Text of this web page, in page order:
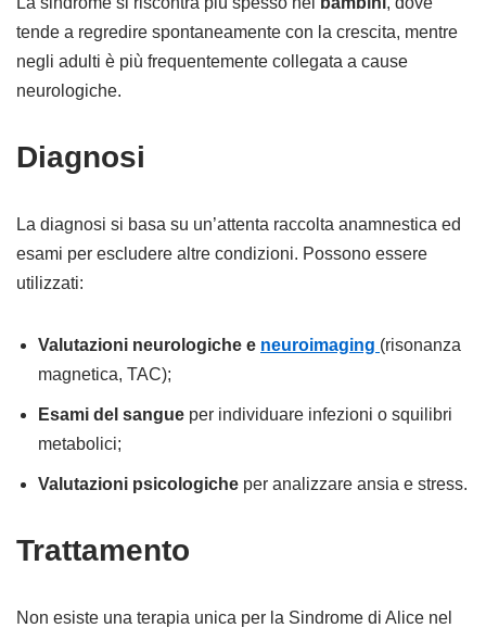
tende a regredire spontaneamente con la crescita, mentre
negli adulti è più frequentemente collegata a cause
neurologiche.
Diagnosi
La diagnosi si basa su un’attenta raccolta anamnestica ed
esami per escludere altre condizioni. Possono essere
utilizzati:
Valutazioni neurologiche e neuroimaging (risonanza
magnetica, TAC);
Esami del sangue per individuare infezioni o squilibri
metabolici;
Valutazioni psicologiche per analizzare ansia e stress.
Trattamento
Non esiste una terapia unica per la Sindrome di Alice nel